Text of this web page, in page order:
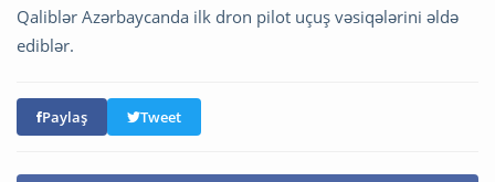
Qaliblər Azərbaycanda ilk dron pilot uçuş vəsiqələrini əldə
ediblər.
Paylaş Tweet